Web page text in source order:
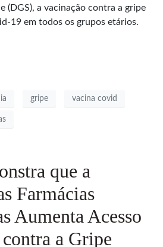
(DGS), a vacinação contra a gripe
19 em todos os grupos etários.
gripe vacina covid
que a
Farmácias
Aumenta Acesso
a Gripe